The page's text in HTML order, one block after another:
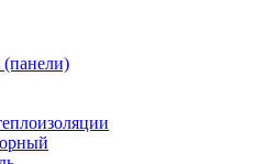
(панели)